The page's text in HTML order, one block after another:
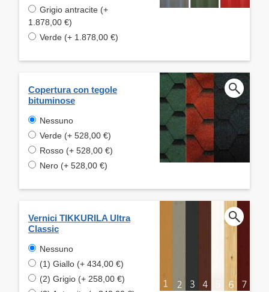
Grigio antracite (+
1.878,00 €)
Verde (+ 1.878,00 €)
Copertura con tegole
bituminose
Nessuno
Verde (+ 528,00 €)
Rosso (+ 528,00 €)
Nero (+ 528,00 €)
Vernici TIKKURILA Ultra
Classic
Nessuno
(1) Giallo (+ 434,00 €)
(2) Grigio (+ 258,00 €)